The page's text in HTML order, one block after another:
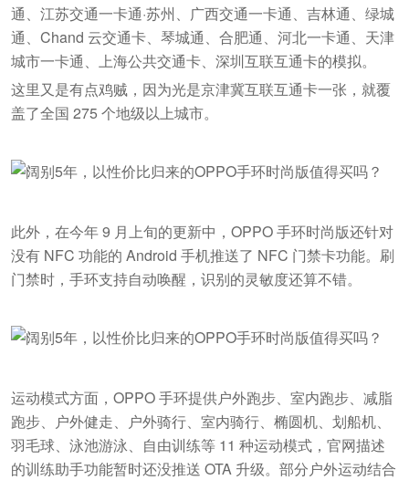
通、江苏交通一卡通·苏州、广西交通一卡通、吉林通、绿城
通、Chand 云交通卡、琴城通、合肥通、河北一卡通、天津
城市一卡通、上海公共交通卡、深圳互联互通卡的模拟。
这里又是有点鸡贼，因为光是京津冀互联互通卡一张，就覆
盖了全国 275 个地级以上城市。
此外，在今年 9 月上旬的更新中，OPPO 手环时尚版还针对
没有 NFC 功能的 Android 手机推送了 NFC 门禁卡功能。刷
门禁时，手环支持自动唤醒，识别的灵敏度还算不错。
运动模式方面，OPPO 手环提供户外跑步、室内跑步、减脂
跑步、户外健走、户外骑行、室内骑行、椭圆机、划船机、
羽毛球、泳池游泳、自由训练等 11 种运动模式，官网描述
的训练助手功能暂时还没推送 OTA 升级。部分户外运动结合